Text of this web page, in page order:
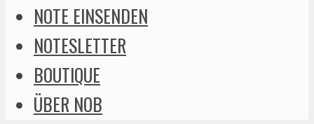
NOTE EINSENDEN
NOTESLETTER
BOUTIQUE
ÜBER NOB